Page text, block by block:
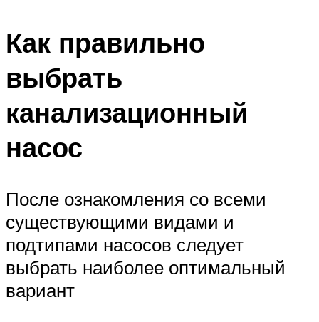
Как правильно
выбрать
канализационный
насос
После ознакомления со всеми
существующими видами и
подтипами насосов следует
выбрать наиболее оптимальный
вариант